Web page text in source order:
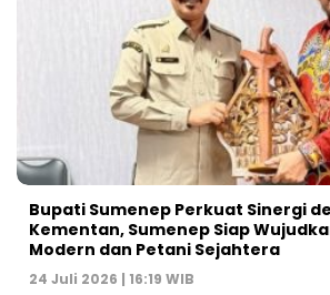
Bupati Sumenep Perkuat Sinergi
Kementan, Sumenep Siap
Modern dan Petani Sejahtera
24 Juli 2026 | 16:19 WIB